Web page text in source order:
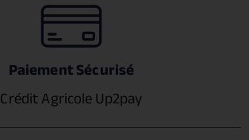
Paiement Sécurisé
Crédit Agricole Up2pay